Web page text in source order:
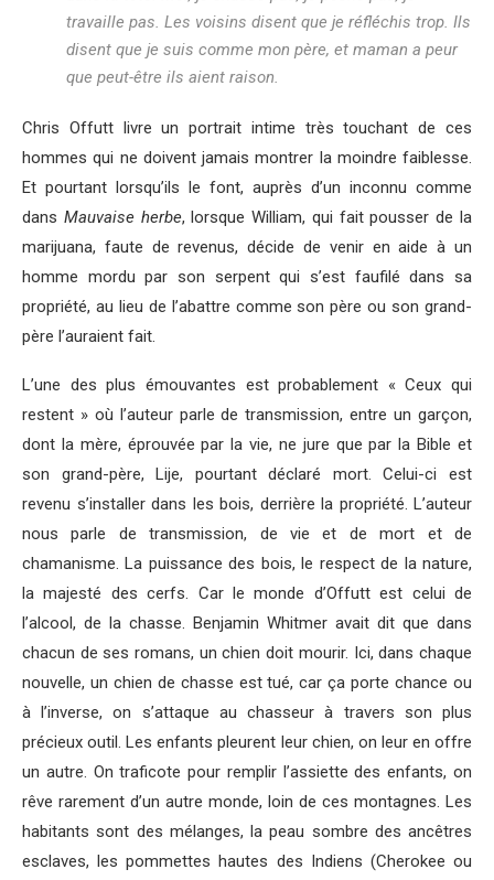
travaille pas. Les voisins disent que je réfléchis trop. Ils
disent que je suis comme mon père, et maman a peur
que peut-être ils aient raison.
Chris Offutt livre un portrait intime très touchant de ces
hommes qui ne doivent jamais montrer la moindre faiblesse.
Et pourtant lorsqu’ils le font, auprès d’un inconnu comme
dans Mauvaise herbe, lorsque William, qui fait pousser de la
marijuana, faute de revenus, décide de venir en aide à un
homme mordu par son serpent qui s’est faufilé dans sa
propriété, au lieu de l’abattre comme son père ou son grand-
père l’auraient fait.
L’une des plus émouvantes est probablement « Ceux qui
restent » où l’auteur parle de transmission, entre un garçon,
dont la mère, éprouvée par la vie, ne jure que par la Bible et
son grand-père, Lije, pourtant déclaré mort. Celui-ci est
revenu s’installer dans les bois, derrière la propriété. L’auteur
nous parle de transmission, de vie et de mort et de
chamanisme. La puissance des bois, le respect de la nature,
la majesté des cerfs. Car le monde d’Offutt est celui de
l’alcool, de la chasse. Benjamin Whitmer avait dit que dans
chacun de ses romans, un chien doit mourir. Ici, dans chaque
nouvelle, un chien de chasse est tué, car ça porte chance ou
à l’inverse, on s’attaque au chasseur à travers son plus
précieux outil. Les enfants pleurent leur chien, on leur en offre
un autre. On traficote pour remplir l’assiette des enfants, on
rêve rarement d’un autre monde, loin de ces montagnes. Les
habitants sont des mélanges, la peau sombre des ancêtres
esclaves, les pommettes hautes des Indiens (Cherokee ou